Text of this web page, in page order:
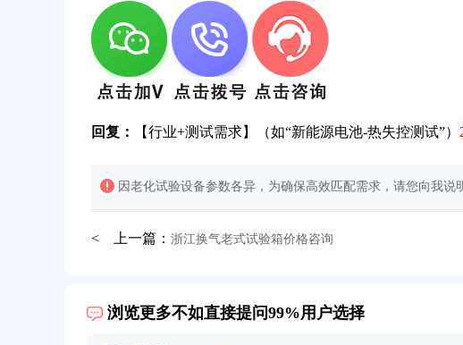
回复： 【行业+测试需求】（如“新能源电池-热失控测试”）
因老化试验设备参数各异，为确保高效匹配需求，请您向我说
< 上一篇： 浙江换气老式试验箱价格咨询
浏览更多不如直接提问99%用户选择